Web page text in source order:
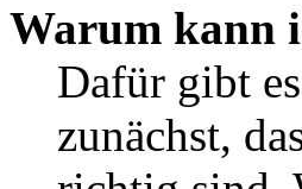
Warum kann
Dafür gibt
zunächst,